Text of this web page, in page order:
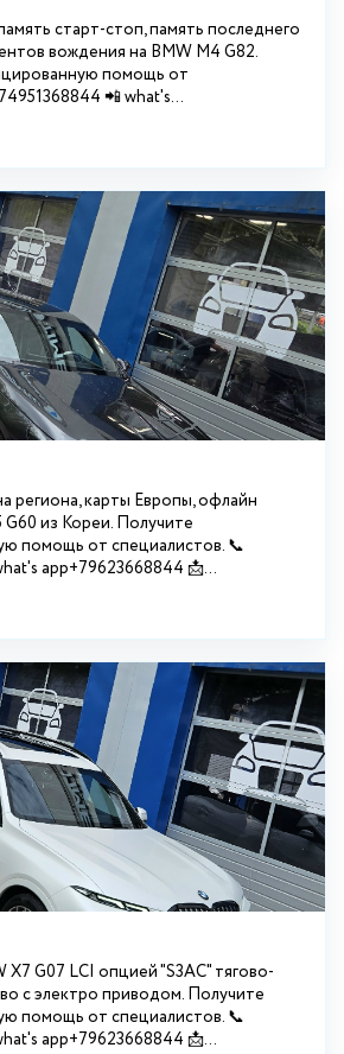
старт-стоп, память последнего
вождения на BMW М4 G82.
помощь от
📲 what's...
региона, карты Европы, офлайн
из Кореи. Получите
помощь от специалистов. 📞
app+79623668844 📩...
G07 LCI опцией "S3АС" тягово-
с электро приводом. Получите
помощь от специалистов. 📞
app+79623668844 📩...